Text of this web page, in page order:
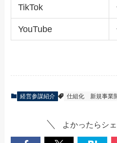
TikTok
YouTube
経営参謀紹介 仕組化 新規事業
よかったらシ